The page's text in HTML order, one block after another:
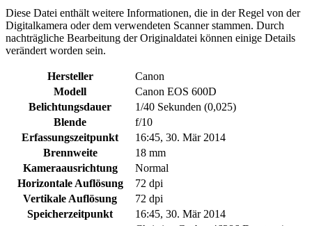
Diese Datei enthält weitere Informationen, die in der Regel von der
Digitalkamera oder dem verwendeten Scanner stammen. Durch
nachträgliche Bearbeitung der Originaldatei können einige Details
verändert worden sein.
Hersteller
Canon
Modell
Canon EOS 600D
Belichtungsdauer
1/40 Sekunden (0,025)
Blende
f/10
Erfassungszeitpunkt
16:45, 30. Mär 2014
Brennweite
18 mm
Kameraausrichtung
Normal
Horizontale Auflösung
72 dpi
Vertikale Auflösung
72 dpi
Speicherzeitpunkt
16:45, 30. Mär 2014